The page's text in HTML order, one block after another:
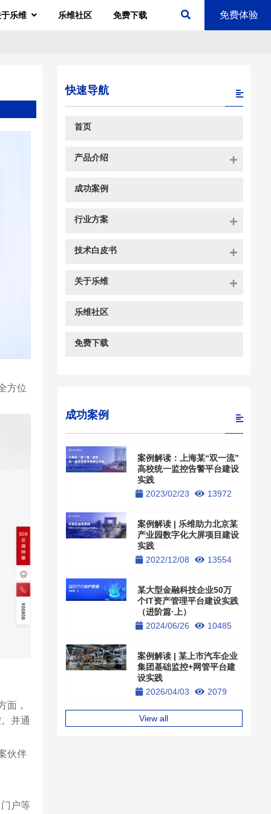
免费体验
乐维 乐维社区 免费下载
方位
面，
并通
伙伴
户等
快速导航
首页
产品介绍
成功案例
行业方案
技术白皮书
关于乐维
乐维社区
免费下载
成功案例
案例解读：上海某“双一流”
高校统一监控告警平台建设
实践
2023/02/23
13972
案例解读 | 乐维助力北京某
产业园数字化大屏项目建设
实践
2022/12/08
13554
某大型金融科技企业50万
个IT资产管理平台建设实践
（进阶篇·上）
2024/06/26
10485
案例解读 | 某上市汽车企业
集团基础监控+网管平台建
设实践
2026/04/03
2079
View all